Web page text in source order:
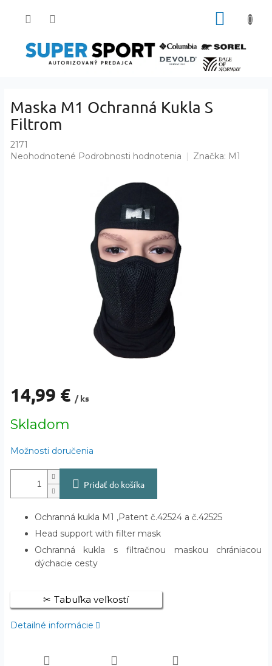
Maska M1 Ochranná Kukla S
Filtrom
2171
Priemerné
Neohodnotené Podrobnosti hodnotenia Značka: M1
14,99 € / ks
cena:
Skladom
Možnosti doručenia
Pridať do košíka
Ochranná kukla M1 ,Patent č.42524 a č.42525
Head support with filter mask
Ochranná kukla s filtračnou maskou chrániacou
dýchacie cesty
Tabuľka veľkostí
Detailné informácie